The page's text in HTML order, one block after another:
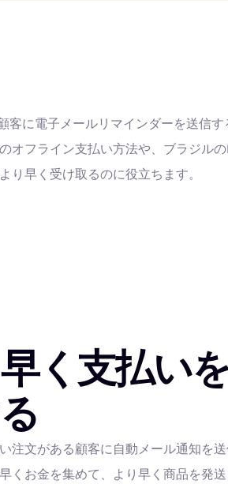
客に電子メールリマインダーを送信
オフライン支払い方法や、ブラジル
り早く受け取るのに役立ちます。
く支払い
注文がある顧客に自動メール通知を
くお金を集めて、より早く商品を発送